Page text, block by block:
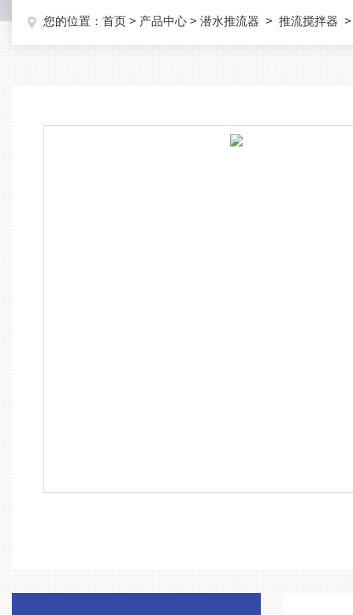
您的位置： 首页 > 产品中心 > 潜水推流器 > 推流搅拌器